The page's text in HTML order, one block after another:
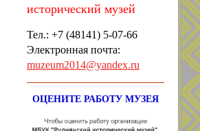
исторический музей
Тел.: +7 (48141) 5-07-66
Электронная почта:
muzeum2014@yandex.ru
ОЦЕНИТЕ РАБОТУ МУЗЕЯ